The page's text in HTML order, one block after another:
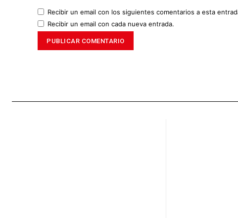
Recibir un email con los siguientes comentarios a esta
Recibir un email con cada nueva entrada.